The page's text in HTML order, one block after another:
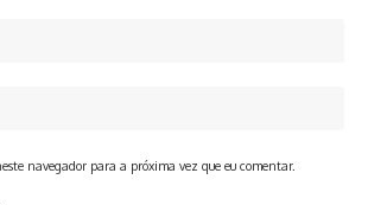
navegador para a próxima vez que eu comentar.